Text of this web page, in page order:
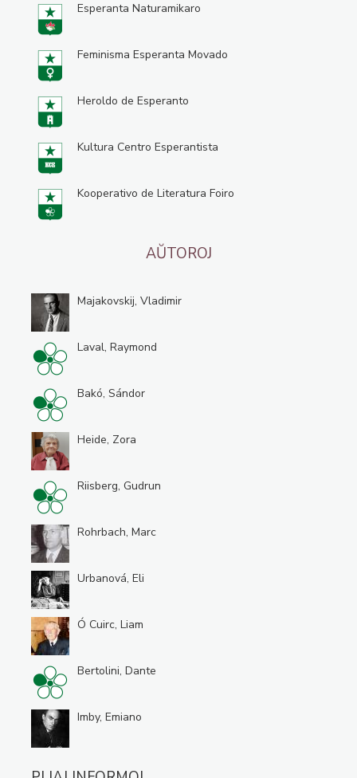
Esperanta Naturamikaro
Feminisma Esperanta Movado
Heroldo de Esperanto
Kultura Centro Esperantista
Kooperativo de Literatura Foiro
AŬTOROJ
Majakovskij, Vladimir
Laval, Raymond
Bakó, Sándor
Heide, Zora
Riisberg, Gudrun
Rohrbach, Marc
Urbanová, Eli
Ó Cuirc, Liam
Bertolini, Dante
Imby, Emiano